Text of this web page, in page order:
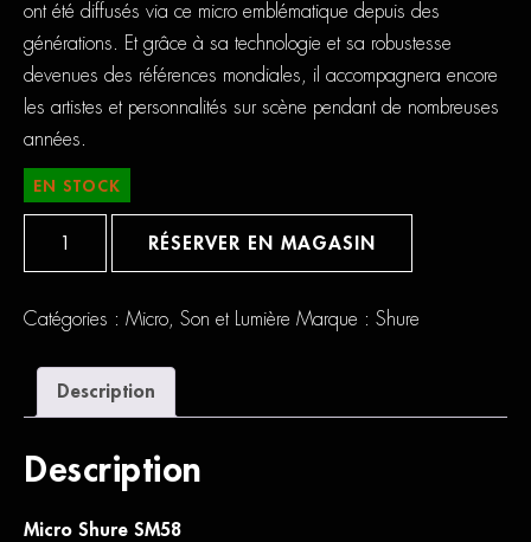
ont été diffusés via ce micro emblématique depuis des
générations. Et grâce à sa technologie et sa robustesse
devenues des références mondiales, il accompagnera encore
les artistes et personnalités sur scène pendant de nombreuses
années.
EN STOCK
RÉSERVER EN MAGASIN
Catégories : Micro, Son et Lumière Marque : Shure
Description
Description
Micro Shure SM58